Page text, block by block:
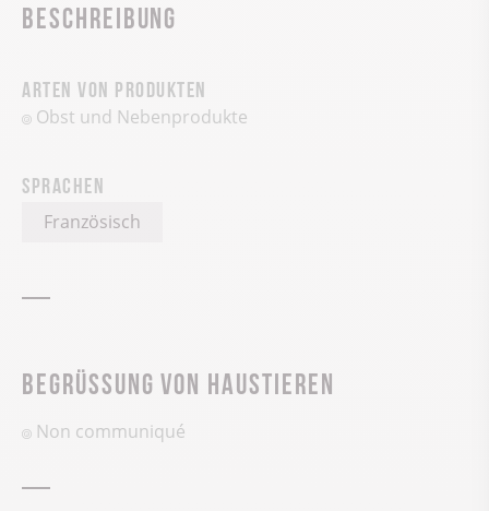
Beschreibung
Arten von Produkten
Obst und Nebenprodukte
Sprachen
Französisch
Begrüssung von Haustieren
Non communiqué